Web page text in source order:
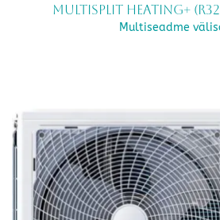
Multisplit Heating+ (R32,
Multiseadme